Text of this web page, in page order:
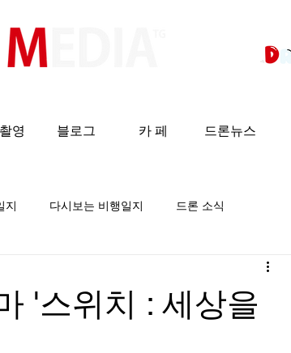
영 블로그 카 페 드론뉴스
지 다시보는 비행일지 드론 소식
'스위치 : 세상을